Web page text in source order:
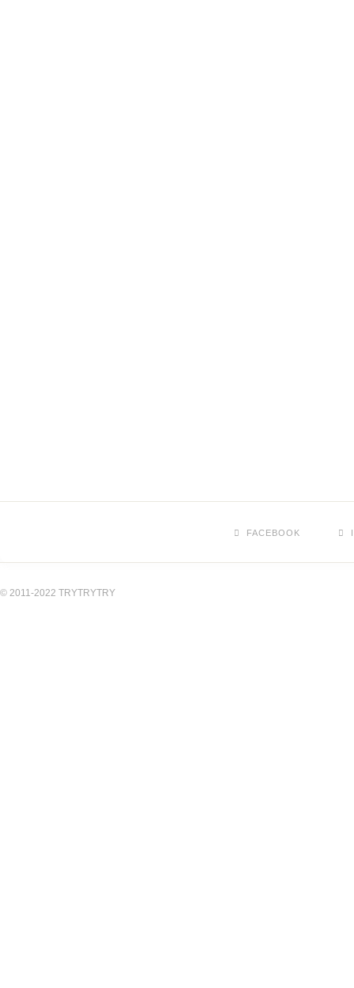
FACEBOOK
© 2011-2022 TRYTRYTRY